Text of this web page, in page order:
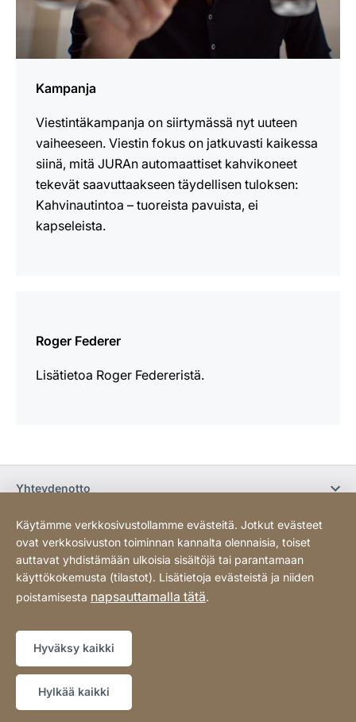
Kampanja
Viestintäkampanja on siirtymässä nyt uuteen
vaiheeseen. Viestin fokus on jatkuvasti kaikessa
siinä, mitä JURAn automaattiset kahvikoneet
tekevät saavuttaakseen täydellisen tuloksen:
Kahvinautintoa – tuoreista pavuista, ei
kapseleista.
Roger Federer
Lisätietoa Roger Federeristä.
Yhteydenotto
Osta verkossa / Ehdot
Sosiaalinen media
Website
[Website
information]
Tietosuoja
Käytämme verkkosivustollamme evästeitä. Jotkut evästeet
ovat verkkosivuston toiminnan kannalta olennaisia, toiset
auttavat yhdistämään ulkoisia sisältöjä tai parantamaan
käyttökokemusta (tilastot). Lisätietoja evästeistä ja niiden
poistamisesta napsauttamalla tätä.
Hyväksy kaikki
Hylkää kaikki